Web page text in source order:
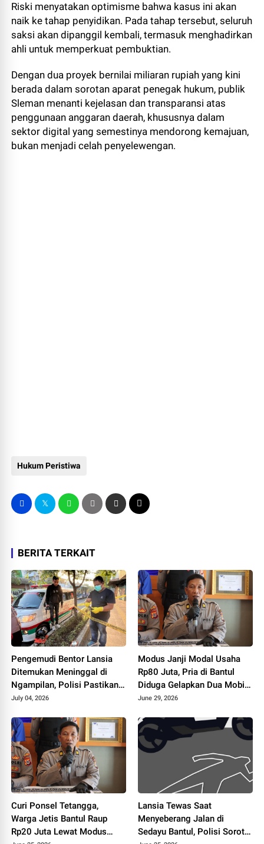
Riski menyatakan optimisme bahwa kasus ini akan
naik ke tahap penyidikan. Pada tahap tersebut, seluruh
saksi akan dipanggil kembali, termasuk menghadirkan
ahli untuk memperkuat pembuktian.
Dengan dua proyek bernilai miliaran rupiah yang kini
berada dalam sorotan aparat penegak hukum, publik
Sleman menanti kejelasan dan transparansi atas
penggunaan anggaran daerah, khususnya dalam
sektor digital yang semestinya mendorong kemajuan,
bukan menjadi celah penyelewengan.
Hukum Peristiwa
BERITA TERKAIT
Pengemudi Bentor Lansia
Ditemukan Meninggal di
Ngampilan, Polisi Pastikan
Tidak Ada Unsur Kekerasan
July 04, 2026
Modus Janji Modal Usaha
Rp80 Juta, Pria di Bantul
Diduga Gelapkan Dua Mobil
Korban
June 29, 2026
Curi Ponsel Tetangga,
Warga Jetis Bantul Raup
Rp20 Juta Lewat Modus
Lansia Tewas Saat
Menyeberang Jalan di
Sedayu Bantul, Polisi Soroti